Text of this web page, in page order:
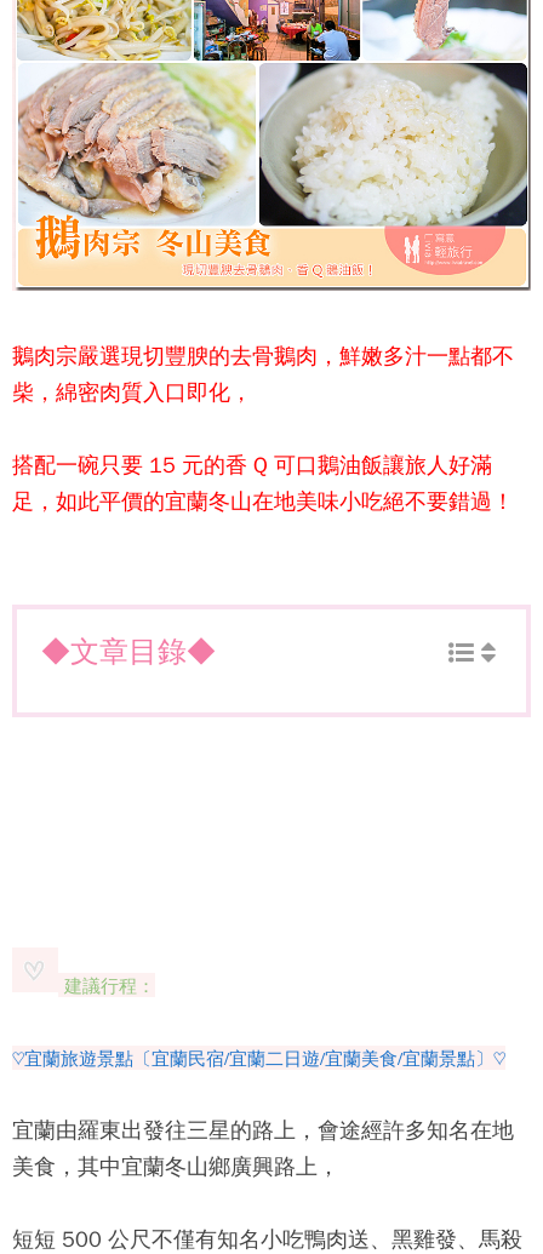
鵝肉宗嚴選現切豐腴的去骨鵝肉，鮮嫩多汁一點都不
柴，綿密肉質入口即化，
搭配一碗只要 15 元的香 Q 可口鵝油飯讓旅人好滿
足，如此平價的宜蘭冬山在地美味小吃絕不要錯過！
◆文章目錄◆
建議行程：
♡宜蘭旅遊景點〔宜蘭民宿/宜蘭二日遊/宜蘭美食/宜蘭景點〕♡
宜蘭由羅東出發往三星的路上，會途經許多知名在地
美食，其中宜蘭冬山鄉廣興路上，
短短 500 公尺不僅有知名小吃鴨肉送、黑雞發、馬殺